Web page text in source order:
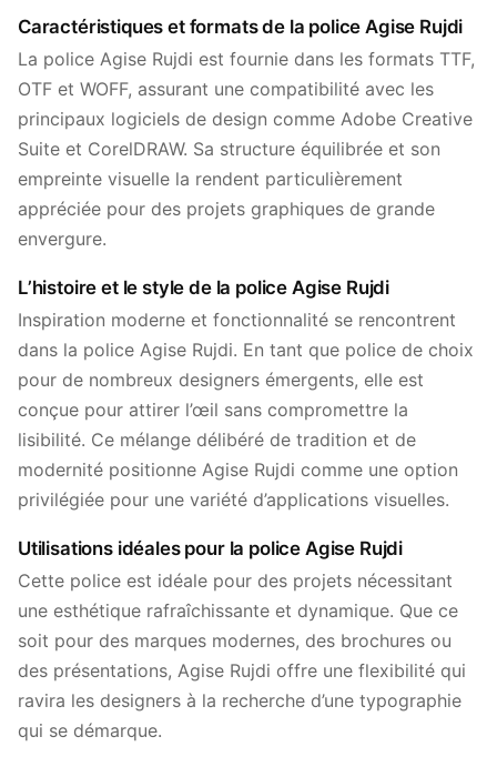
Caractéristiques et formats de la police Agise Rujdi
La police Agise Rujdi est fournie dans les formats TTF,
OTF et WOFF, assurant une compatibilité avec les
principaux logiciels de design comme Adobe Creative
Suite et CorelDRAW. Sa structure équilibrée et son
empreinte visuelle la rendent particulièrement
appréciée pour des projets graphiques de grande
envergure.
L’histoire et le style de la police Agise Rujdi
Inspiration moderne et fonctionnalité se rencontrent
dans la police Agise Rujdi. En tant que police de choix
pour de nombreux designers émergents, elle est
conçue pour attirer l’œil sans compromettre la
lisibilité. Ce mélange délibéré de tradition et de
modernité positionne Agise Rujdi comme une option
privilégiée pour une variété d’applications visuelles.
Utilisations idéales pour la police Agise Rujdi
Cette police est idéale pour des projets nécessitant
une esthétique rafraîchissante et dynamique. Que ce
soit pour des marques modernes, des brochures ou
des présentations, Agise Rujdi offre une flexibilité qui
ravira les designers à la recherche d’une typographie
qui se démarque.